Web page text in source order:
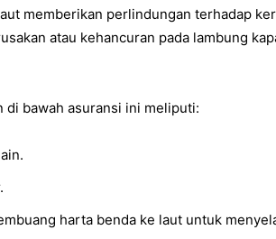
memberikan perlindungan terhadap
atau kehancuran pada lambung
di bawah asuransi ini meliputi:
harta benda ke laut untuk